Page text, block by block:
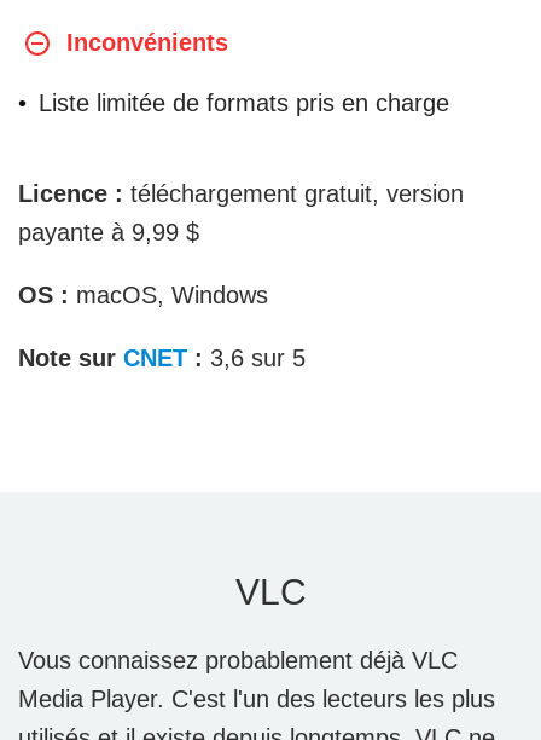
Inconvénients
Liste limitée de formats pris en charge
Licence : téléchargement gratuit, version
payante à 9,99 $
OS : macOS, Windows
Note sur CNET : 3,6 sur 5
VLC
Vous connaissez probablement déjà VLC
Media Player. C'est l'un des lecteurs les plus